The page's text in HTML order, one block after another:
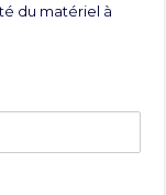
du matériel à